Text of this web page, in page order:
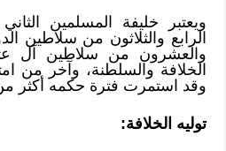
ويعتبر خليفة المسلمين
الرابع والثلاثون من سلاطين
والعشرون من سلاطين آل
الخلافة والسلطنة، وآخر من
وقد استمرت فترة حكمه أكثر من 30
توليه الخلافة: